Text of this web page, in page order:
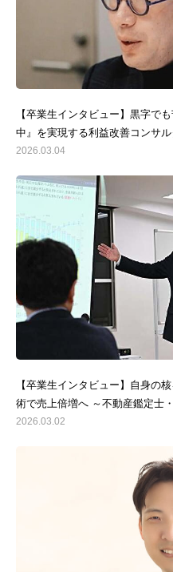
【卒業生インタビュー】黒字で
中』を実現する利益改善コンサ
2026.03.04
【卒業生インタビュー】自身の
術で売上倍増へ ～不動産鑑定士
2026.03.02